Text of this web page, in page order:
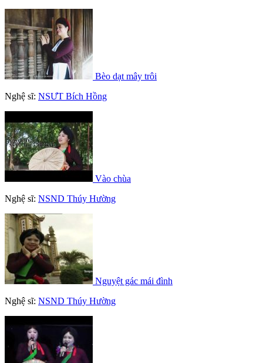
Bèo dạt mây trôi
Nghệ sĩ: NSƯT Bích Hồng
Vào chùa
Nghệ sĩ: NSND Thúy Hường
Nguyệt gác mái đình
Nghệ sĩ: NSND Thúy Hường